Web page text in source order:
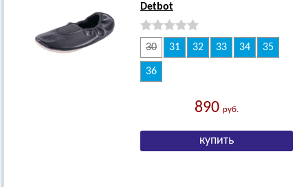
Detbot
30 31 32 33 34 35
36
890 руб.